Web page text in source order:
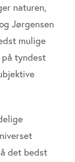
og
medier og til
om
inden for
disse
dem, eller som
naturen,
Jørgensen
mulige
tyndest
det bedst